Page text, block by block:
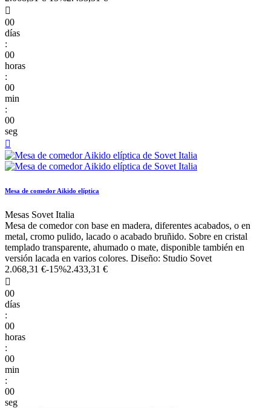

00
días
:
00
horas
:
00
min
:
00
seg

Mesa de comedor Aikido elíptica
Mesas Sovet Italia
Mesa de comedor con base en madera, diferentes acabados, o en
metal, cromo pulido, lacado o acabado bruñido. Sobre en cristal
templado transparente, ahumado o mate, disponible también en
versión lacada en varios colores. Diseño: Studio Sovet
2.068,31 €-15%2.433,31 €

00
días
:
00
horas
:
00
min
:
00
seg